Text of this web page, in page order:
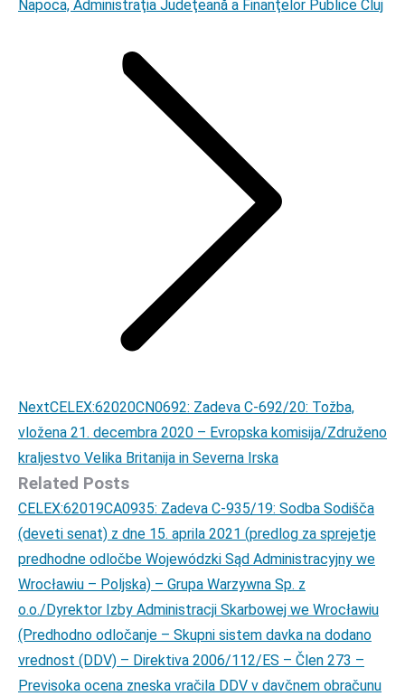
Napoca, Administraţia Judeţeană a Finanţelor Publice Cluj
NextNext
post:
CELEX:62020CN0692: Zadeva C-692/20: Tožba,
vložena 21. decembra 2020 – Evropska komisija/Združeno
kraljestvo Velika Britanija in Severna Irska
Related Posts
CELEX:62019CA0935: Zadeva C-935/19: Sodba Sodišča
(deveti senat) z dne 15. aprila 2021 (predlog za sprejetje
predhodne odločbe Wojewódzki Sąd Administracyjny we
Wrocławiu – Poljska) – Grupa Warzywna Sp. z
o.o./Dyrektor Izby Administracji Skarbowej we Wrocławiu
(Predhodno odločanje – Skupni sistem davka na dodano
vrednost (DDV) – Direktiva 2006/112/ES – Člen 273 –
Previsoka ocena zneska vračila DDV v davčnem obračunu